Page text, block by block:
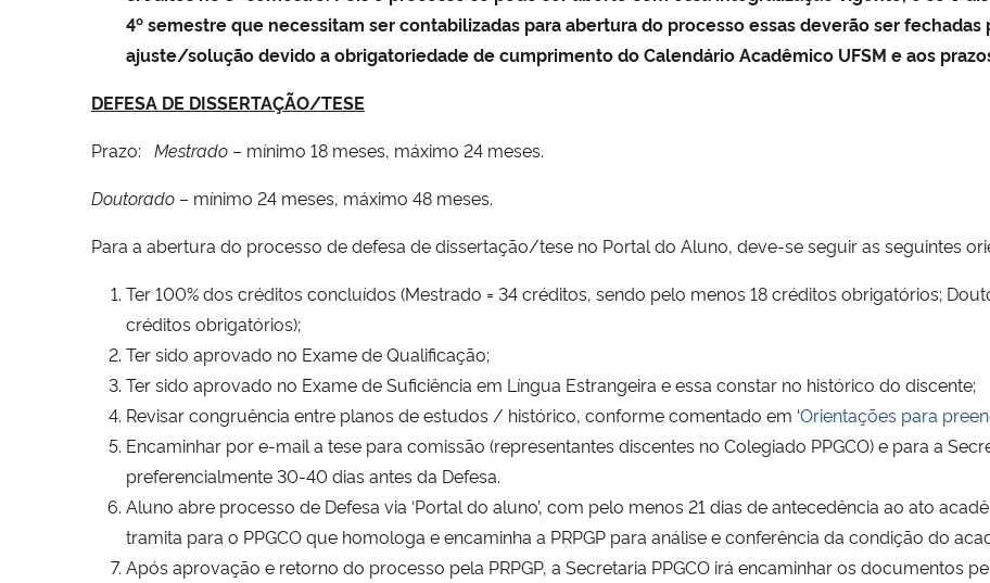
4º semestre que necessitam ser contabilizadas para abertura do processo essas deverão ser
ajuste/solução devido a obrigatoriedade de cumprimento do Calendário Acadêmico UFSM e aos
DEFESA DE DISSERTAÇÃO/TESE
Prazo: Mestrado – mínimo 18 meses, máximo 24 meses.
Doutorado – mínimo 24 meses, máximo 48 meses.
Para a abertura do processo de defesa de dissertação/tese no Portal do Aluno, deve-se seguir as seguintes
Ter 100% dos créditos concluídos (Mestrado = 34 créditos, sendo pelo menos 18 créditos obrigatórios;
créditos obrigatórios);
Ter sido aprovado no Exame de Qualificação;
Ter sido aprovado no Exame de Suficiência em Língua Estrangeira e essa constar no histórico do discente;
Revisar congruência entre planos de estudos / histórico, conforme comentado em ‘Orientações para
Encaminhar por e-mail a tese para comissão (representantes discentes no Colegiado PPGCO) e para a
preferencialmente 30-40 dias antes da Defesa.
Aluno abre processo de Defesa via ‘Portal do aluno’, com pelo menos 21 dias de antecedência ao ato
tramita para o PPGCO que homologa e encaminha a PRPGP para análise e conferência da condição do
Após aprovação e retorno do processo pela PRPGP, a Secretaria PPGCO irá encaminhar os documentos